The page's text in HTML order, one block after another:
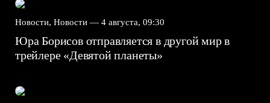
Новости, Новости — 4 августа, 09:30
Юра Борисов отправляется в другой мир в
трейлере «Девятой планеты»